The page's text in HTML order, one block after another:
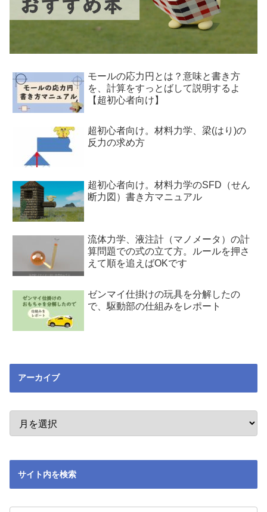
モールの応力円とは？意味と書き方
を、計算をすっとばして説明するよ
【超初心者向け】
超初心者向け。材料力学、梁(はり)の
反力の求め方
超初心者向け。材料力学のSFD（せん
断力図）書き方マニュアル
流体力学、液注計（マノメータ）の計
算問題での式の立て方。ルールを押さ
えて順を追えばOKです
ゼンマイ仕掛けの玩具を分解したの
で、駆動部の仕組みをレポート
アーカイブ
サイト内を検索